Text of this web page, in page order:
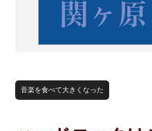
音楽を食べて大きくなった